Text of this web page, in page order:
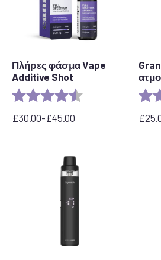
Πλήρες φάσμα Vape
Additive Shot
Αξιολόγηση: 4,6 από 5 αστέρια
£30.00-£45.00
Εύρος
£